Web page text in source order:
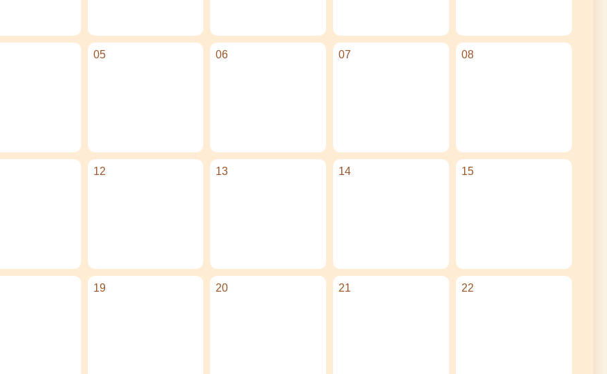
05 06 07 08
12 13 14 15
19 20 21 22